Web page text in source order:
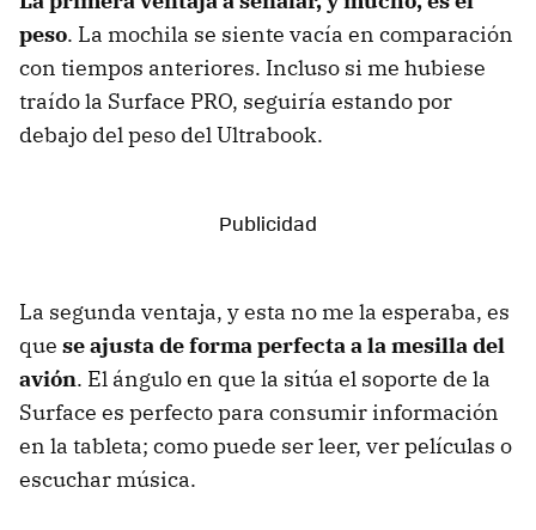
peso. La mochila se siente vacía en comparación
con tiempos anteriores. Incluso si me hubiese
traído la Surface PRO, seguiría estando por
debajo del peso del Ultrabook.
La segunda ventaja, y esta no me la esperaba, es
que se ajusta de forma perfecta a la mesilla del
avión. El ángulo en que la sitúa el soporte de la
Surface es perfecto para consumir información
en la tableta; como puede ser leer, ver películas o
escuchar música.